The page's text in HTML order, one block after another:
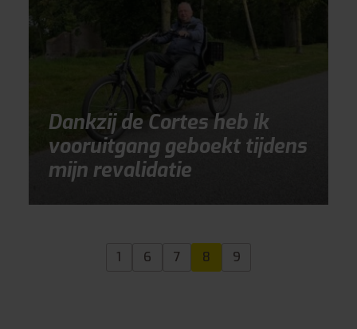
Dankzij de Cortes heb ik
vooruitgang geboekt tijdens
mijn revalidatie
1 6 7 8 9